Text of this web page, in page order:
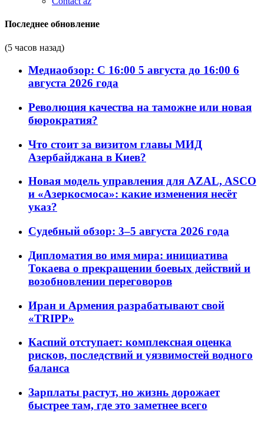
Последнее обновление
(5 часов назад)
Медиаобзор: С 16:00 5 августа до 16:00 6
августа 2026 года
Революция качества на таможне или новая
бюрократия?
Что стоит за визитом главы МИД
Азербайджана в Киев?
Новая модель управления для AZAL, ASCO
и «Азеркосмоса»: какие изменения несёт
указ?
Судебный обзор: 3–5 августа 2026 года
Дипломатия во имя мира: инициатива
Токаева о прекращении боевых действий и
возобновлении переговоров
Иран и Армения разрабатывают свой
«TRIPP»
Каспий отступает: комплексная оценка
рисков, последствий и уязвимостей водного
баланса
Зарплаты растут, но жизнь дорожает
быстрее там, где это заметнее всего